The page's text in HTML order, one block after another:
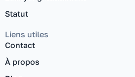
Statut
Liens utiles
Contact
À propos